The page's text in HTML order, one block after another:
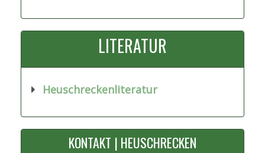
LITERATUR
Heuschreckenliteratur
KONTAKT | HEUSCHRECKEN